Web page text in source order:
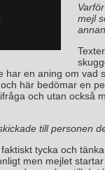
mejl
har en aning om vad
här bedömar en
och utan också
till personen
tycka och
men mejlet